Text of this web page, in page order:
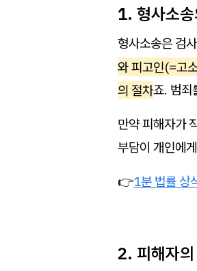
1. 형사소
형사소송은 검
와 피고인(=고
의 절차죠. 범죄
만약 피해자가
부담이 개인에
👉1분 법률 상
2. 피해자